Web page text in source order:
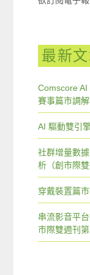
最新
Comscore
賽事篇市調
AI 驅動雙引
社群增量數
析（創市際
穿戴裝置篇
串流影音平
市際雙週刊第